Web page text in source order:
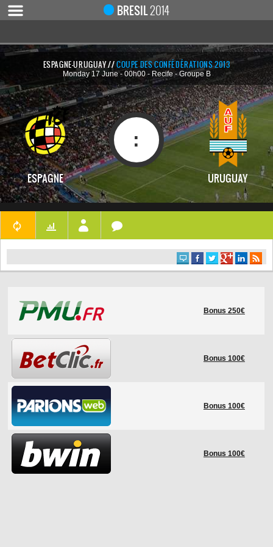
Notice : Undefined index: live [
BRESIL2014
ACCUEIL
ACTUALITÉ
COUPE DU MONDE 2019
MONDIAL 2014
CALENDRIER / RÉSULTATS
QUARTS DE FINALE
DEMI-FINALES
CLASSEMENTS
LES BUTEURS
LES 32 ÉQUIPES
LES STADES
HISTORIQUE
COUPE DES CONFÉDÉRATIONS
ESPAGNE-URUGUAY //COUPE DES CONFÉDÉRATIONS 2013
Monday 17 June - 00h00 - Recife - Groupe B
ESPAGNE
:
URUGUAY
Bonus 250€
Bonus 100€
Bonus 100€
Bonus 100€